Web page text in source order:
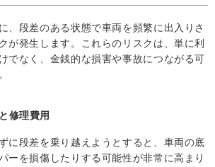
、段差のある状態で車両を頻繁に出入りさ
が発生します。これらのリスクは、単に利
でなく、金銭的な損害や事故につながる可
修理費用
に段差を乗り越えようとすると、車両の底
ーを損傷したりする可能性が非常に高まり